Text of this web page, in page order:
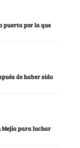
puerta por la que
de haber sido
Mejía para luchar